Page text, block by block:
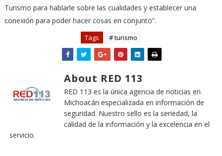
Turismo para hablarle sobre las cualidades y establecer una
conexión para poder hacer cosas en conjunto”.
Tags # turismo
About RED 113
RED 113 es la única agencia de noticias en
Michoacán especializada en información de
seguridad. Nuestro sello es la seriedad, la
calidad de la información y la excelencia en el
servicio.